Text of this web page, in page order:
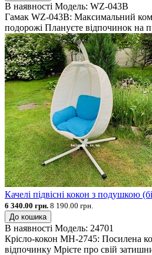
В наявності Модель: WZ-043B
Гамак WZ-043B: Максимальний
подорожі Плануєте відпочинок на
Качелі підвісні кокон з подушкою
6 340.00 грн. 8 190.00 грн.
До кошика
В наявності Модель: 24701
Крісло-кокон MH-2745: Посилена
відпочинку Мрієте про свій